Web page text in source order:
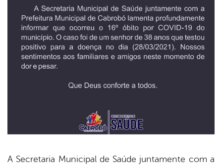
A Secretaria Municipal de Saúde juntamente com a